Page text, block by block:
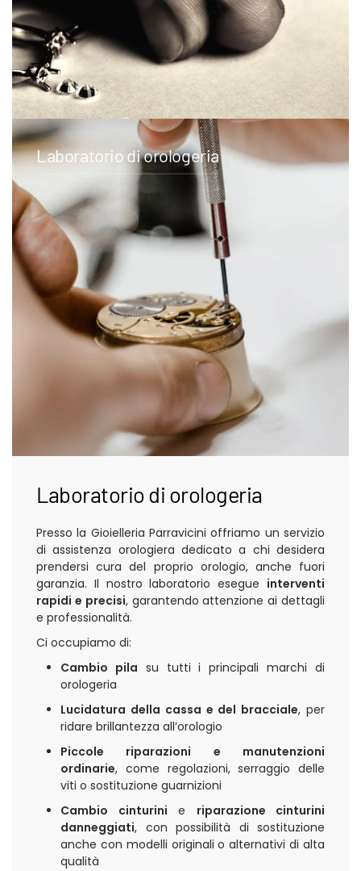
Laboratorio di orologeria
Laboratorio di orologeria
Presso la Gioielleria Parravicini offriamo un servizio
di assistenza orologiera dedicato a chi desidera
prendersi cura del proprio orologio, anche fuori
garanzia. Il nostro laboratorio esegue interventi
rapidi e precisi, garantendo attenzione ai dettagli
e professionalità.
Ci occupiamo di:
Cambio pila su tutti i principali marchi di
orologeria
Lucidatura della cassa e del bracciale, per
ridare brillantezza all’orologio
Piccole riparazioni e manutenzioni
ordinarie, come regolazioni, serraggio delle
viti o sostituzione guarnizioni
Cambio cinturini e riparazione cinturini
danneggiati, con possibilità di sostituzione
anche con modelli originali o alternativi di alta
qualità